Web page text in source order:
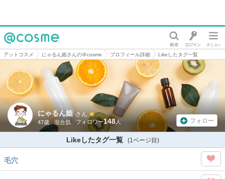
@cosme
アットコスメ にゃるん姫さんの＠cosme プロフィール詳細 Likeしたタグ一覧
にゃるん姫 さん
47歳 混合肌 148 フォロー
Likeしたタグ一覧 (1ページ目)
毛穴
この